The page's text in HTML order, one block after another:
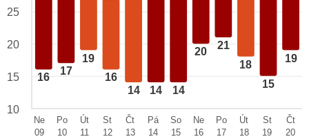
16
17
19
16
14 14 14
20
21
18
15
19
25
20
15
10
Ne
09
Po
10
Út
11
St
12
Čt
13
Pá
14
So
15
Ne
16
Po
17
Út
18
St
19
Čt
20